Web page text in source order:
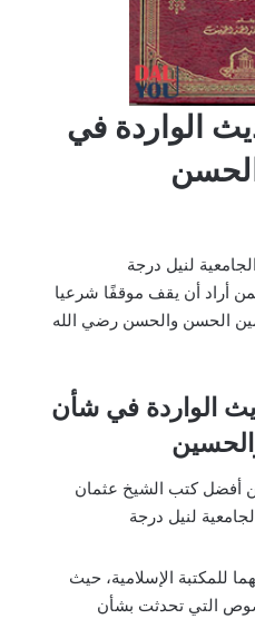
الواردة في
لنيل درجة
أراد أن يقف موقفًا شرعيا
الحسن والحسن رضي الله
الواردة في شأن
أفضل كتب الشيخ عثمان
لنيل درجة
للمكتبة الإسلامية، حيث
التي تحدثت بشأن